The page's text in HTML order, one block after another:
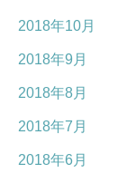
2018年10月
2018年9月
2018年8月
2018年7月
2018年6月